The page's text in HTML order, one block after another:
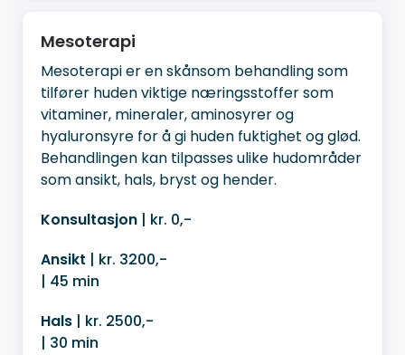
Mesoterapi
Mesoterapi er en skånsom behandling som
tilfører huden viktige næringsstoffer som
vitaminer, mineraler, aminosyrer og
hyaluronsyre for å gi huden fuktighet og glød.
Behandlingen kan tilpasses ulike hudområder
som ansikt, hals, bryst og hender.
Konsultasjon | kr. 0,-
Ansikt | kr. 3200,-
| 45 min
Hals | kr. 2500,-
| 30 min